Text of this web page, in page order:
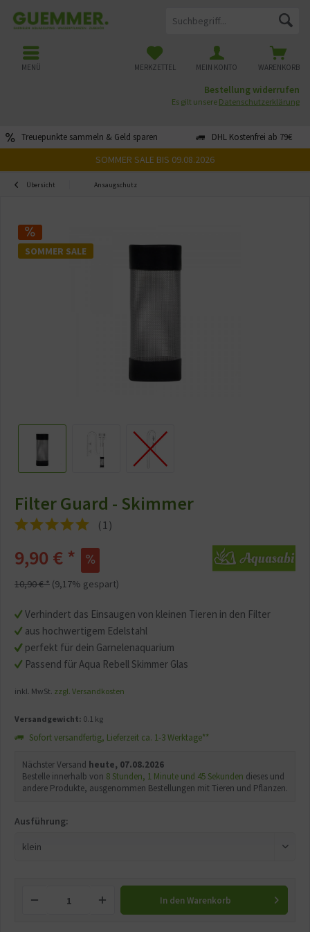
Treuepunkte sammeln & Geld sparen DHL Kostenfrei ab 79€
WARENKORB
MERKZETTEL MEIN KONTO
MENÜ
Bestellung widerrufen
Es gilt unsere Datenschutzerklärung
SOMMER SALE BIS 09.08.2026
Übersicht Ansaugschutz
SOMMER SALE
Filter Guard - Skimmer
(1)
Verhindert das Einsaugen von kleinen Tieren in den Filter
aus hochwertigem Edelstahl
perfekt für dein Garnelenaquarium
Passend für Aqua Rebell Skimmer Glas
9,90 € *
10,90 € * (9,17% gespart)
inkl. MwSt. zzgl. Versandkosten
Versandgewicht: 0.1 kg
Sofort versandfertig, Lieferzeit ca. 1-3 Werktage**
Nächster Versand heute, 07.08.2026
Bestelle innerhalb von 8 Stunden, 1 Minute und 44 Sekunden dieses und
andere Produkte, ausgenommen Bestellungen mit Tieren und Pflanzen.
Ausführung:
In den Warenkorb